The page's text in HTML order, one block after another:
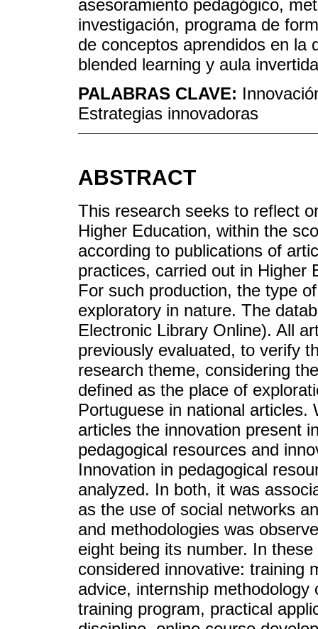
asesoramiento pedagógico,
investigación, programa de
de conceptos aprendidos en la
blended learning y aula
PALABRAS CLAVE:
Estrategias innovadoras
ABSTRACT
This research seeks to reflect
Higher Education, within the
according to publications of
practices, carried out in Higher
For such production, the type
exploratory in nature. The
Electronic Library Online). All
previously evaluated, to verify
research theme, considering
defined as the place of
Portuguese in national articles.
articles the innovation present
pedagogical resources and
Innovation in pedagogical
analyzed. In both, it was
as the use of social networks
and methodologies was
eight being its number. In
considered innovative: training
advice, internship
training program, practical